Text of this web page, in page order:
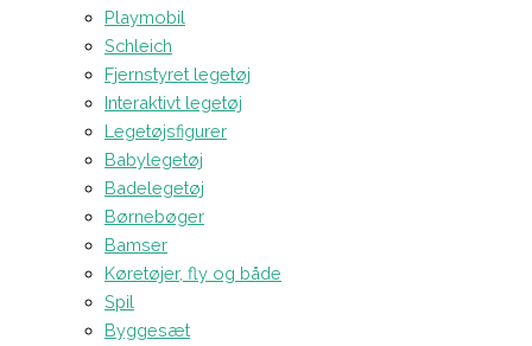
Playmobil
Schleich
Fjernstyret legetøj
Interaktivt legetøj
Legetøjsfigurer
Babylegetøj
Badelegetøj
Børnebøger
Bamser
Køretøjer, fly og både
Spil
Byggesæt